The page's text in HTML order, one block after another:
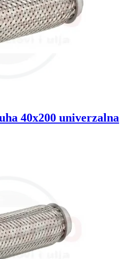
40x200 univerzalna